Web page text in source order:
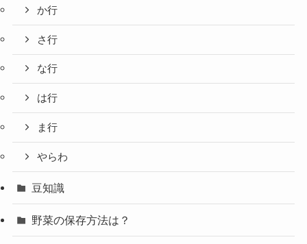
か行
さ行
な行
は行
ま行
やらわ
豆知識
野菜の保存方法は？